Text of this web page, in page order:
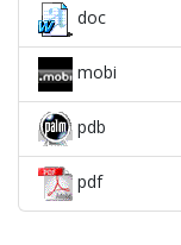
doc
mobi
pdb
pdf